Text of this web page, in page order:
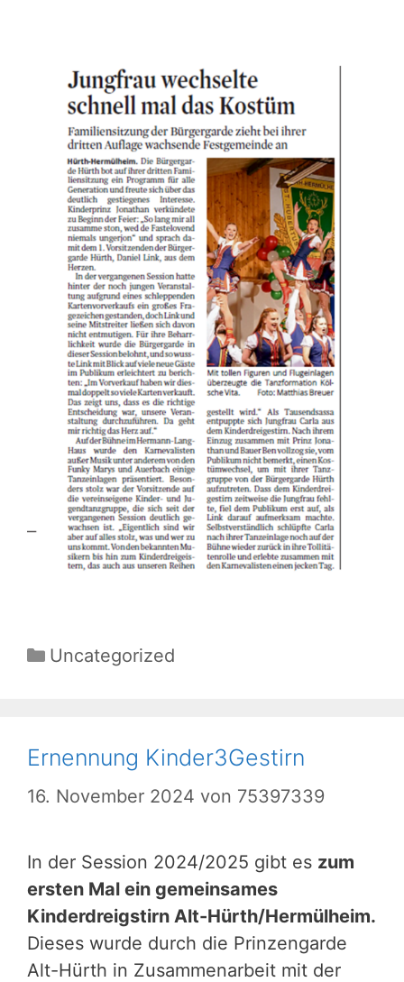
Kategorien
Uncategorized
Ernennung Kinder3Gestirn
16. November 2024 von 75397339
In der Session 2024/2025 gibt es zum
ersten Mal ein gemeinsames
Kinderdreigstirn Alt-Hürth/Hermülheim.
Dieses wurde durch die Prinzengarde
Alt-Hürth in Zusammenarbeit mit der